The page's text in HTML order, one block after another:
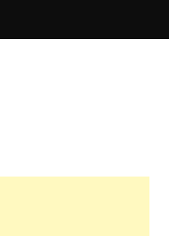
nuomonės